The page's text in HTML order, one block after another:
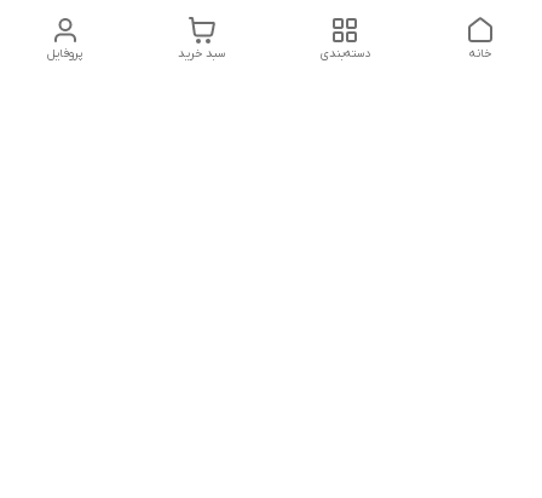
پروفایل سبد خرید دسته‌بندی خانه